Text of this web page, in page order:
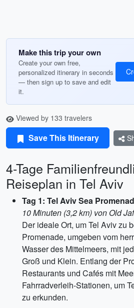
Make this trip your own
Create your own free,
personalized itinerary in seconds
— then sign up to save and edit
it.
Viewed by 133 travelers
Save This Itinerary
4-Tage
Reiseplan in Tel Aviv
Tag 1: Tel Aviv Sea
10 Minuten (3,2 km) von Old
Der ideale Ort, um Tel Aviv zu
Promenade, umgeben vom
Wasser des Mittelmeers, mit
Groß und Klein. Entlang der
Restaurants und Cafés mit
Fahrradverleih-Stationen, um
zu erkunden.